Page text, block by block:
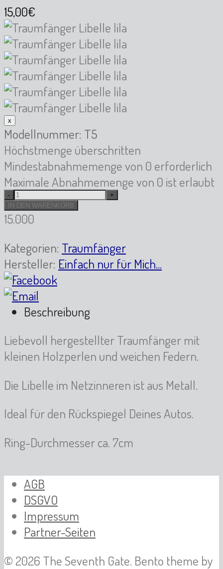
15,00€
Modellnummer: T5
Höchstmenge überschritten
Mindestabnahmemenge von 0 erforderlich
Maximale Abnahmemenge von 0 ist erlaubt
15.000
Kategorien: Traumfänger
Hersteller: Einfach nur für Mich...
Beschreibung
Liebevoll hergestellter Traumfänger mit
kleinen Holzperlen und weichen Federn.
Die Libelle im Netzinneren ist aus Metall.
Ideal für den Rückspiegel Deines Autos.
Ring-Durchmesser ca. 7cm
AGB
DSGVO
Impressum
Partner-Seiten
© 2026 The Seventh Gate. Bento theme by